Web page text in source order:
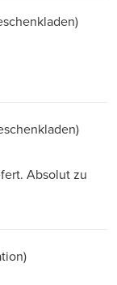
Absolut zu